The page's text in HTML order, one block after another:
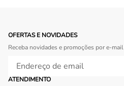
OFERTAS E NOVIDADES
Receba novidades e promoções por e-mail
ATENDIMENTO